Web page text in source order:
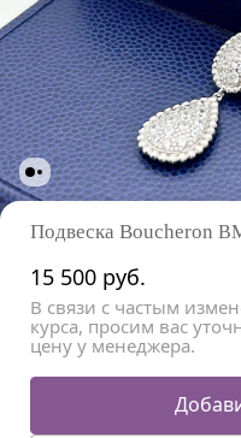
Подвеска Boucheron
15 500 руб.
В связи с частым
курса, просим вас
цену у менеджера.